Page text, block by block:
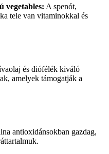
vegetables: A spenót,
tele van vitaminokkal és
és diófélék kiváló
amelyek támogatják a
antioxidánsokban gazdag,